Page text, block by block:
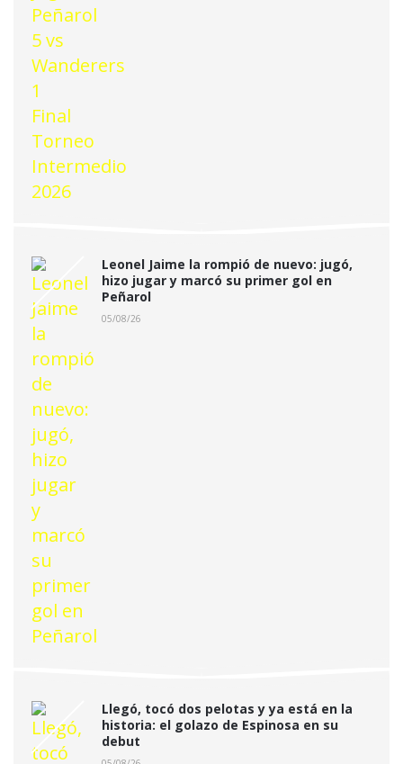
Leonel Jaime la rompió de nuevo: jugó,
hizo jugar y marcó su primer gol en
Peñarol
05/08/26
Llegó, tocó dos pelotas y ya está en la
historia: el golazo de Espinosa en su
debut